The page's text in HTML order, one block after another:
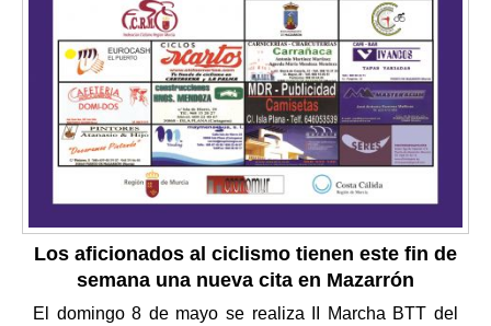
Los aficionados al ciclismo tienen este fin de
semana una nueva cita en Mazarrón
El domingo 8 de mayo se realiza II Marcha BTT del